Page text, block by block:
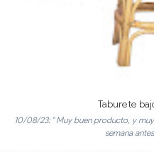
Taburete
10/08/23: " Muy buen producto, y
semana